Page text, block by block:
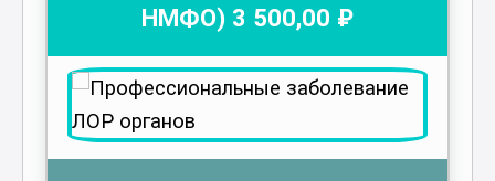
НМФО) 3 500,00 ₽